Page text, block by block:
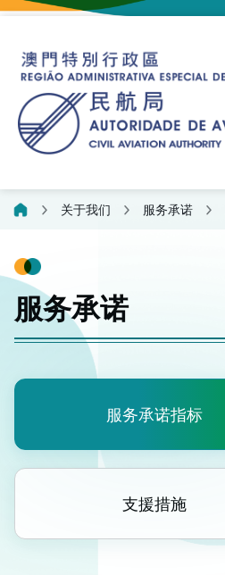
关于我们 服务承诺
服务承诺
服务承诺指标
支援措施